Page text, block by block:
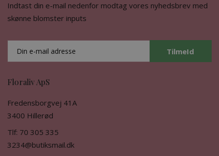
Indtast din e-mail nedenfor modtag vores nyhedsbrev med
skønne blomster inputs
TilmeId
Floraliv ApS
Fredensborgvej 41A
3400 Hillerød
Tlf: 70 305 335
3234@butiksmail.dk